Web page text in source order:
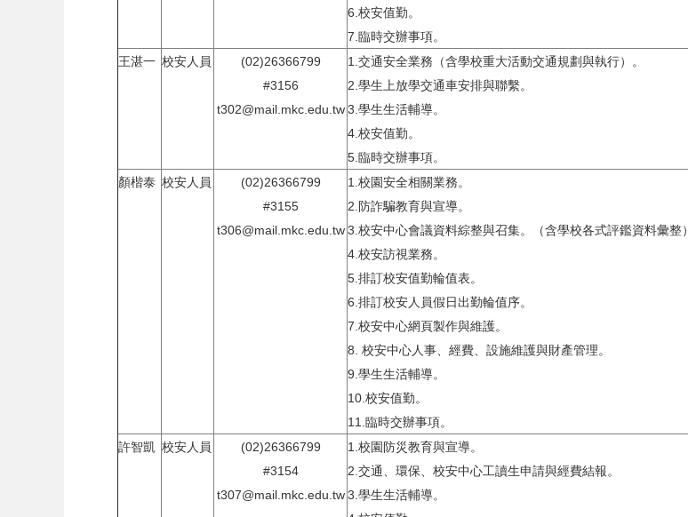
6.校安值勤。
7.臨時交辦事項。
王湛一 校安人員
(02)26366799
#3156
t302@mail.mkc.edu.tw
1.交通安全業務（含學校重大活動交通規劃與執行）。
2.學生上放學交通車安排與聯繫。
3.學生生活輔導。
4.校安值勤。
5.臨時交辦事項。
顏楷泰 校安人員
(02)26366799
#3155
t306@mail.mkc.edu.tw
1.校園安全相關業務。
2.防詐騙教育與宣導。
3.校安中心會議資料綜整與召集。（含學校各式評鑑資料彙整）
4.校安訪視業務。
5.排訂校安值勤輪值表。
6.排訂校安人員假日出勤輪值序。
7.校安中心網頁製作與維護。
8. 校安中心人事、經費、設施維護與財產管理。
9.學生生活輔導。
10.校安值勤。
11.臨時交辦事項。
許智凱 校安人員
(02)26366799
#3154
t307@mail.mkc.edu.tw
1.校園防災教育與宣導。
2.交通、環保、校安中心工讀生申請與經費結報。
3.學生生活輔導。